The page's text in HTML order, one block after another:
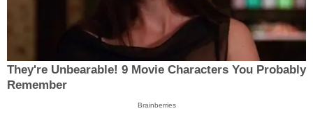
They're Unbearable! 9 Movie Characters You Probably
Remember
Brainberries